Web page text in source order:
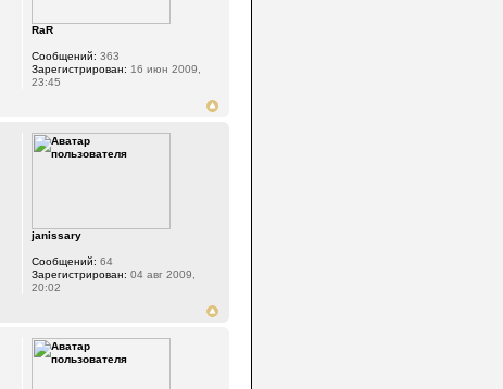
RaR
Сообщений: 363
Зарегистрирован: 16 июн 2009,
23:45
janissary
Сообщений: 64
Зарегистрирован: 04 авг 2009,
20:02